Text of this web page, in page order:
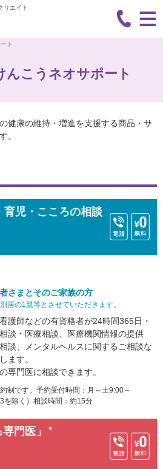
リエイト
ト
んこうネオサポート
健康の維持・増進を支援する商品・サ
。
児・ こころの相談
さまとそのご家族の方
居の1親等とさせていただきます。
護師などの有資格者が24時間365日・
談・医療相談、医療機関情報の提供
談、メンタルヘルスに関するご相談な
ます。
専門医に相談できます。
制です。予約受付時間：月～土9:00～
を除く）相談時間：約15分
門医」 ＊